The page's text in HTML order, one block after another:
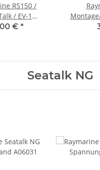
RS150 /
/ EV-1
A80437
€ *
TPI
Seatalk NG